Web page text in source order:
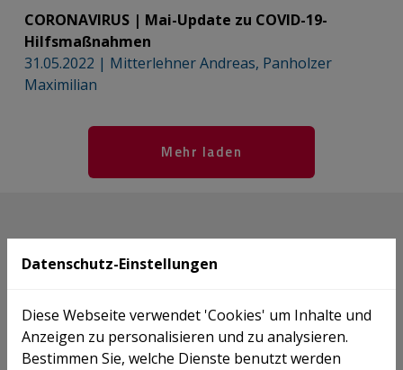
CORONAVIRUS | Mai-Update zu COVID-19-
Hilfsmaßnahmen
31.05.2022 | Mitterlehner Andreas, Panholzer
Maximilian
Mehr laden
ICON Wirtschaftstreuhand GmbH
Steuerberater
Datenschutz-Einstellungen
Diese Webseite verwendet 'Cookies' um Inhalte und
Anzeigen zu personalisieren und zu analysieren.
Bestimmen Sie, welche Dienste benutzt werden